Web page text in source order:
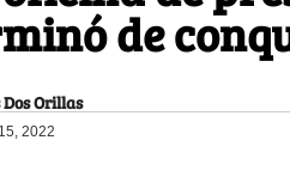
de
Orillas
2022